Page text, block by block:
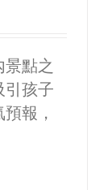
點之
引孩子
報，